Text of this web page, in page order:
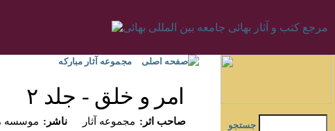
صفحه اصلی مجموعه آثار مبارکه
امر و خلق - جلد ۲
موسسه :ناشر مجموعه آثار
:صاحب اثر
جستجو